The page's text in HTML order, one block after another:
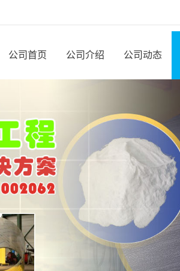
公司首页 公司介绍 公司动态